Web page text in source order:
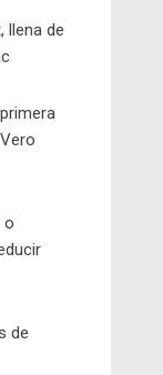
llena de
o
de